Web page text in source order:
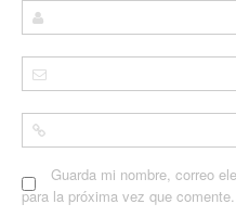
Guarda mi nombre, correo
para la próxima vez que comente.